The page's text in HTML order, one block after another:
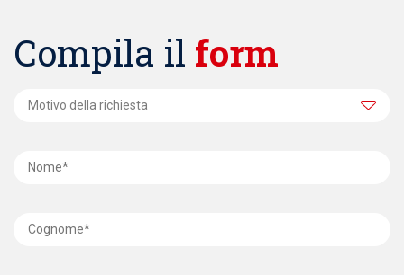
Compila il form